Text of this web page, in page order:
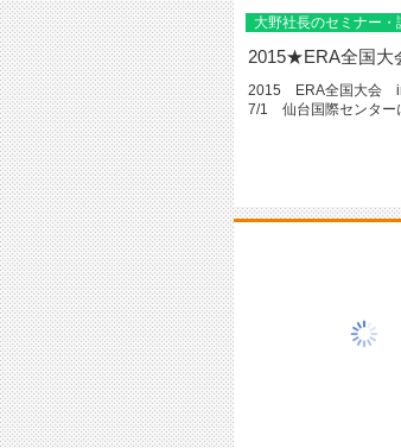
大野社長のセミナー・
2015★ERA全国大
2015 ERA全国大会 in
7/1 仙台国際センター